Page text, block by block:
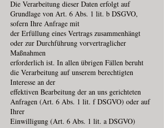
Die Verarbeitung dieser Daten erfolgt auf
Grundlage von Art. 6 Abs. 1 lit. b DSGVO,
sofern Ihre Anfrage mit
der Erfüllung eines Vertrags zusammenhängt
oder zur Durchführung vorvertraglicher
Maßnahmen
erforderlich ist. In allen übrigen Fällen beruht
die Verarbeitung auf unserem berechtigten
Interesse an der
effektiven Bearbeitung der an uns gerichteten
Anfragen (Art. 6 Abs. 1 lit. f DSGVO) oder auf
Ihrer
Einwilligung (Art. 6 Abs. 1 lit. a DSGVO)